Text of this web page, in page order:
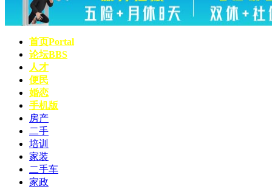
首页Portal
论坛BBS
人才
便民
婚恋
手机版
房产
二手
培训
家装
二手车
家政